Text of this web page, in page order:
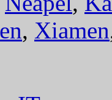
, Xiamen